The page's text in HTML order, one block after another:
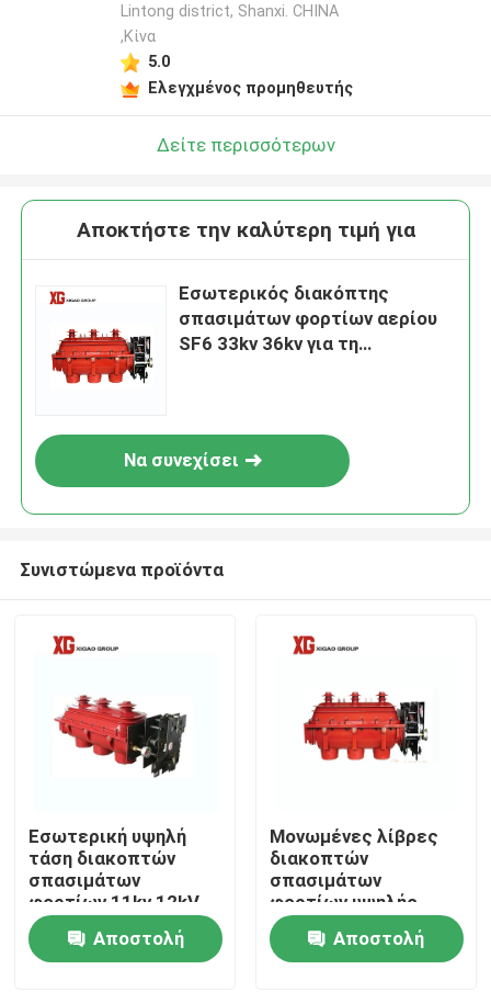
Σπίτι
Προϊόντα
Lintong district, Shanxi. CHINA
,Κίνα
5.0
Ελεγχμένος προμηθευτής
Δείτε περισσότερων
Αποκτήστε την καλύτερη τιμή για
Εσωτερικός διακόπτης
σπασιμάτων φορτίων αερίου
SF6 33kv 36kv για τη
Να συνεχίσει
Συνιστώμενα προϊόντα
Εσωτερική υψηλή
τάση διακοπτών
σπασιμάτων
φορτίων 11kv 12kV
SF6
Αποστολή
Μονωμένες λίβρες
διακοπτών
σπασιμάτων
φορτίων υψηλής
τάσης 12kV 630A SF6
αέριο
Αποστολή